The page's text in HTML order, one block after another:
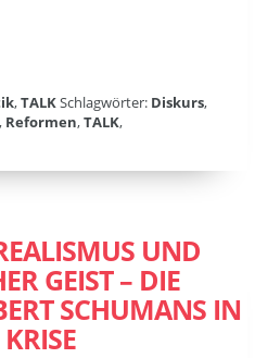
,TALKSchlagwörter: Diskurs,
, Reformen,TALK,
UND
GEIST – DIE
SCHUMANS IN